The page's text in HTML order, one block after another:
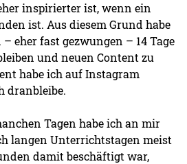
inspirierter ist, wenn ein
ist. Aus diesem Grund habe
eher fast gezwungen – 14 Tage
und neuen Content zu
habe ich auf Instagram
dranbleibe.
Tagen habe ich an mir
langen Unterrichtstagen meist
damit beschäftigt war,